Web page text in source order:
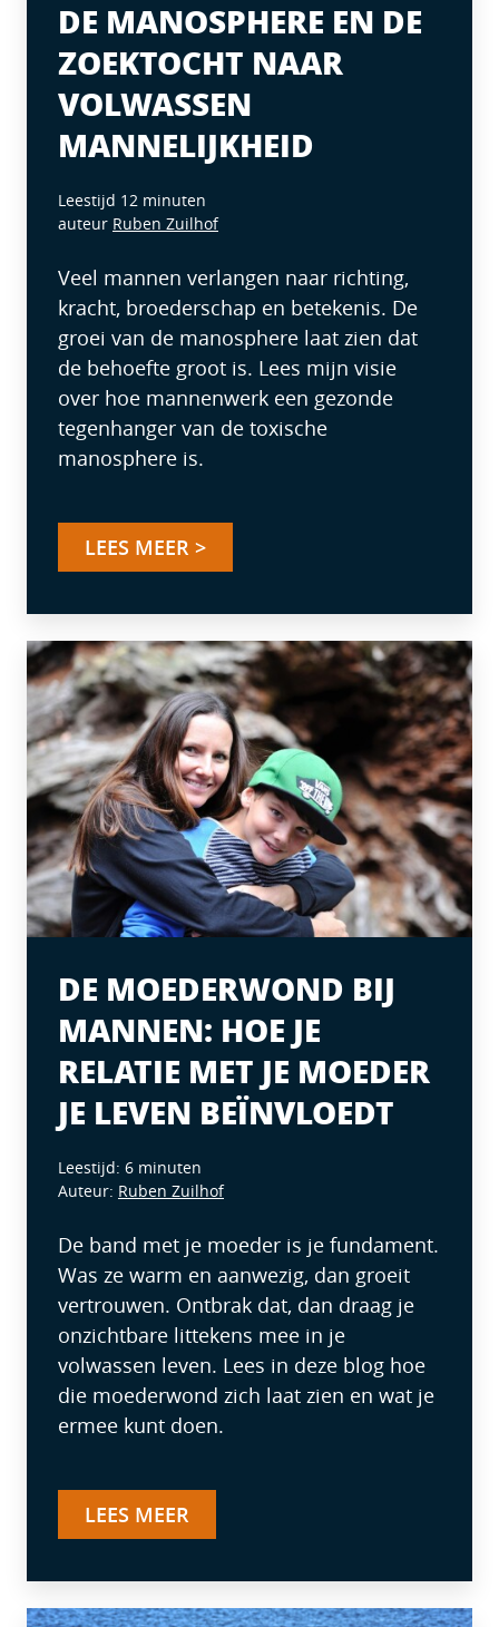
DE MANOSPHERE EN DE
ZOEKTOCHT NAAR
VOLWASSEN
MANNELIJKHEID
Leestijd 12 minuten
auteur Ruben Zuilhof
Veel mannen verlangen naar richting,
kracht, broederschap en betekenis. De
groei van de manosphere laat zien dat
de behoefte groot is. Lees mijn visie
over hoe mannenwerk een gezonde
tegenhanger van de toxische
manosphere is.
LEES MEER >
DE MOEDERWOND BIJ
MANNEN: HOE JE
RELATIE MET JE MOEDER
JE LEVEN BEÏNVLOEDT
Leestijd: 6 minuten
Auteur: Ruben Zuilhof
De band met je moeder is je fundament.
Was ze warm en aanwezig, dan groeit
vertrouwen. Ontbrak dat, dan draag je
onzichtbare littekens mee in je
volwassen leven. Lees in deze blog hoe
die moederwond zich laat zien en wat je
ermee kunt doen.
LEES MEER